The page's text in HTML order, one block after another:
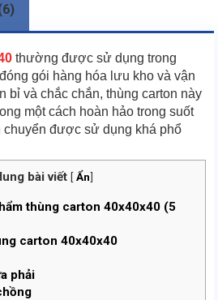
thường được sử dụng trong
gói hàng hóa lưu kho và vận
bỉ và chắc chắn, thùng carton này
một cách hoàn hảo trong suốt
được sử dụng khá phổ
bài viết [ Ẩn]
thùng carton 40x40x40 (5
carton 40x40x40
phải